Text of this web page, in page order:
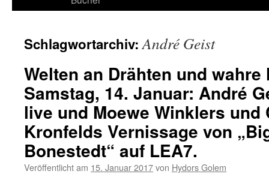
Schlagwortarchiv:André Geist
Welten an Drähten und wahre
Samstag, 14. Januar: André
live und Moewe Winklers und
Kronfelds Vernissage von
Bonestedt“ auf LEA7.
Veröffentlicht am 15. Januar 2017von Hydors Golem